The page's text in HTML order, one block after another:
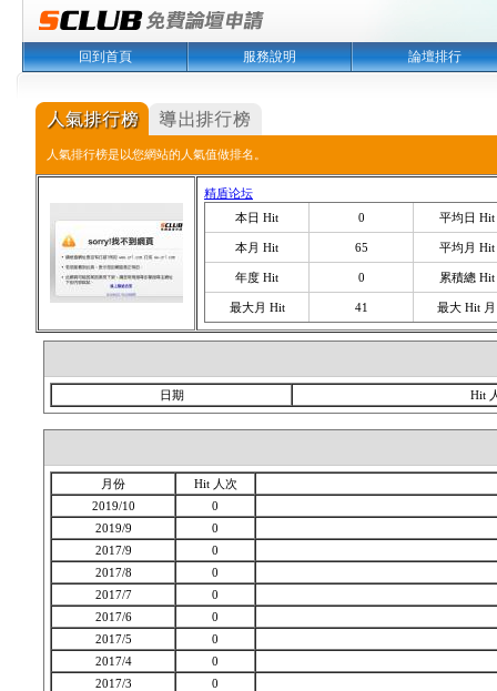
回到首頁 服務說明 論壇排行
人氣排行榜是以您網站的人氣值做排名。
精盾论坛
本日 Hit
0 平均日 Hit
本月 Hit 65 平均月 Hit
年度 Hit 0 累積總 Hit
最大月 Hit 41 最大 Hit 月
日期 Hit
月份
Hit 人次
2019/10
0
2019/9
0
2017/9
0
2017/8
0
2017/7
0
2017/6
0
2017/5
0
2017/4
0
2017/3
0